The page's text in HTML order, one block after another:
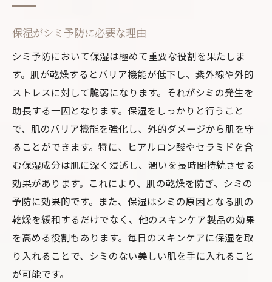
保湿がシミ予防に必要な理由
シミ予防において保湿は極めて重要な役割を果たしま
す。肌が乾燥するとバリア機能が低下し、紫外線や外的
ストレスに対して脆弱になります。それがシミの発生を
助長する一因となります。保湿をしっかりと行うこと
で、肌のバリア機能を強化し、外的ダメージから肌を守
ることができます。特に、ヒアルロン酸やセラミドを含
む保湿成分は肌に深く浸透し、潤いを長時間持続させる
効果があります。これにより、肌の乾燥を防ぎ、シミの
予防に効果的です。また、保湿はシミの原因となる肌の
乾燥を緩和するだけでなく、他のスキンケア製品の効果
を高める役割もあります。毎日のスキンケアに保湿を取
り入れることで、シミのない美しい肌を手に入れること
が可能です。